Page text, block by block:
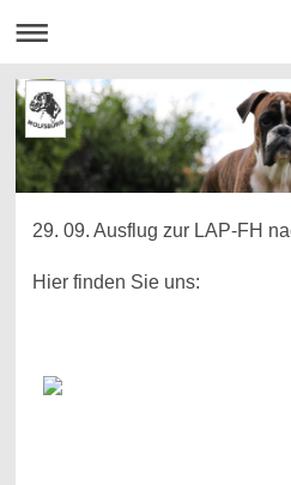
29. 09. Ausflug zur LAP-FH
Hier finden Sie uns: